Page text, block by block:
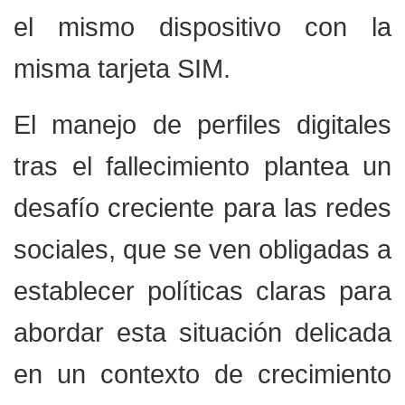
el mismo dispositivo con la
misma tarjeta SIM.
El manejo de perfiles digitales
tras el fallecimiento plantea un
desafío creciente para las redes
sociales, que se ven obligadas a
establecer políticas claras para
abordar esta situación delicada
en un contexto de crecimiento